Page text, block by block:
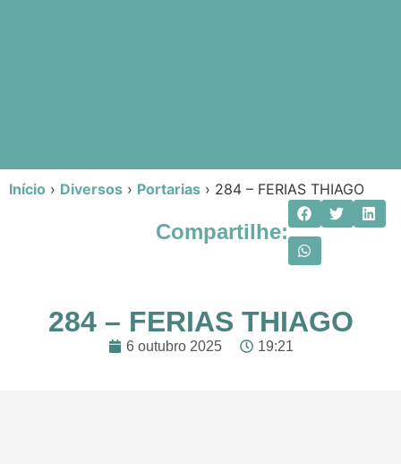
Início › Diversos › Portarias › 284 – FERIAS THIAGO
Compartilhe:
284 – FERIAS THIAGO
6 outubro 2025 19:21